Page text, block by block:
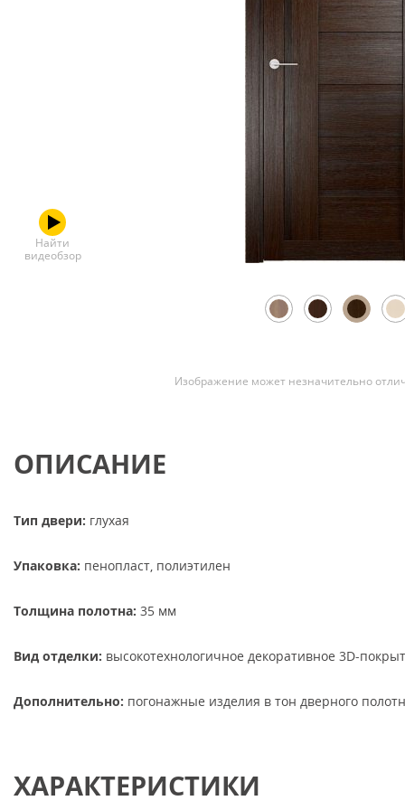
Найти
видеобзор
Изображение может незначительно
ОПИСАНИЕ
Тип двери: глухая
Упаковка: пенопласт, полиэтилен
Толщина полотна: 35 мм
Вид отделки: высокотехнологичное декоративное 3D-
Дополнительно: погонажные изделия в тон дверного
ХАРАКТЕРИСТИКИ